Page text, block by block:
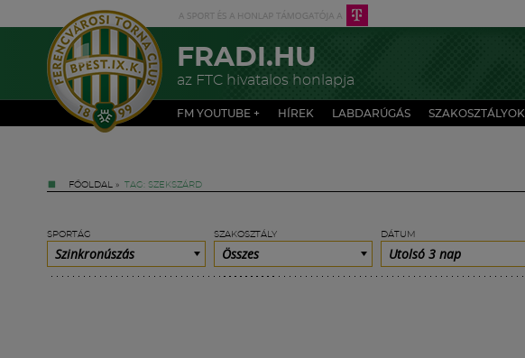
FRADI.HU
az FTC hivatalos honlapja
FM YOUTUBE + HÍREK LABDARÚGÁS SZAKOSZTÁLYOK
FŐOLDAL » TAG: SZEKSZÁRD
SPORTÁG
Szinkronúszás
SZAKOSZTÁLY
Összes
DÁTUM
Utolsó 3 nap